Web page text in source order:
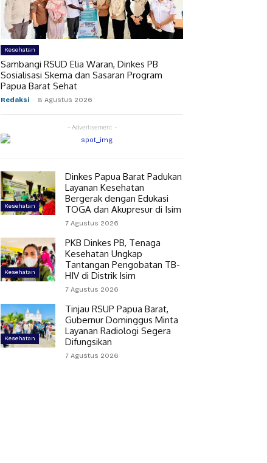
Kesehatan
Sambangi RSUD Elia Waran, Dinkes PB
Sosialisasi Skema dan Sasaran Program
Papua Barat Sehat
Redaksi - 8 Agustus 2026
- Advertisement -
Kesehatan
Dinkes Papua Barat Padukan
Layanan Kesehatan
Bergerak dengan Edukasi
TOGA dan Akupresur di Isim
7 Agustus 2026
Kesehatan
PKB Dinkes PB, Tenaga
Kesehatan Ungkap
Tantangan Pengobatan TB-
HIV di Distrik Isim
7 Agustus 2026
Kesehatan
Tinjau RSUP Papua Barat,
Gubernur Dominggus Minta
Layanan Radiologi Segera
Difungsikan
7 Agustus 2026